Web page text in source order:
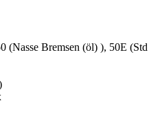
(Nasse Bremsen (öl) ), 50E (Std